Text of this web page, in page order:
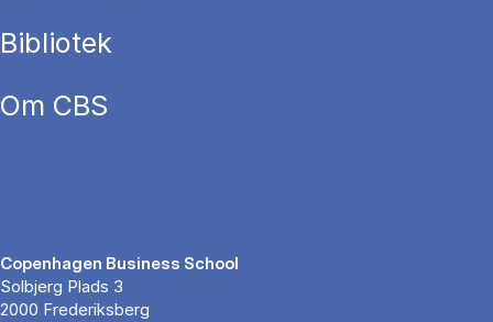
Bibliotek
Om CBS
Copenhagen Business School
Solbjerg Plads 3
2000 Frederiksberg